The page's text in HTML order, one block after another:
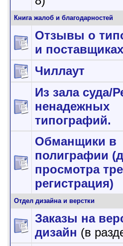
Книга жалоб и благодарностей
Отзывы о
и поставщиках
Чиллаут
Из зала суда/
ненадежных
типографий.
Обманщики в
полиграфии
просмотра
регистрация)
Отдел дизайна и верстки
Заказы на
дизайн (в